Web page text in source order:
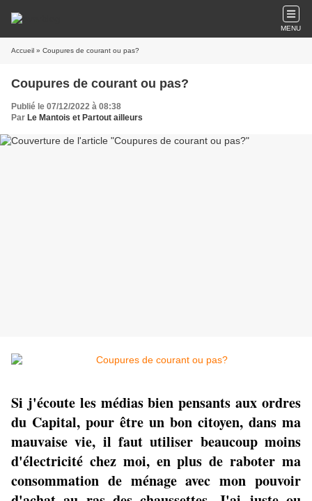
MENU
Accueil » Coupures de courant ou pas?
Coupures de courant ou pas?
Publié le 07/12/2022 à 08:38
Par Le Mantois et Partout ailleurs
Si j'écoute les médias bien pensants aux ordres
du Capital, pour être un bon citoyen, dans ma
mauvaise vie, il faut utiliser beaucoup moins
d'électricité chez moi, en plus de raboter ma
consommation de ménage avec mon pouvoir